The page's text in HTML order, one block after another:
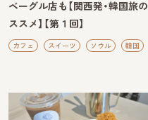
ベーグル店も【関西発・韓国旅の
ススメ】【第１回】
カフェ スイーツ ソウル 韓国